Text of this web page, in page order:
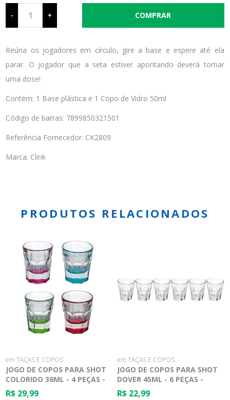
- +
Reúna os jogadores em círculo, gire a base e espere até ela
parar. O jogador que a seta estiver apontando deverá tomar
uma dose!
Contém: 1 Base plástica e 1 Copo de Vidro 50ml
Código de barras: 7899850321501
Referência Fornecedor: CK2809
Marca: Clink
PRODUTOS RELACIONADOS
em TAÇAS E COPOS
JOGO DE COPOS PARA SHOT
COLORIDO 36ML - 4 PEÇAS -
TESCO
R$ 29,99
em TAÇAS E COPOS
JOGO DE COPOS PARA SHOT
DOVER 45ML - 6 PEÇAS -
DYNASTY
R$ 22,99